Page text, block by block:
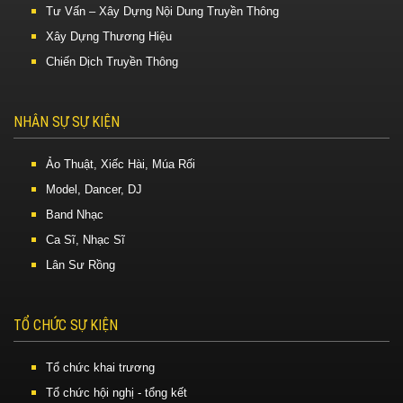
Tư Vấn – Xây Dựng Nội Dung Truyền Thông
Xây Dựng Thương Hiệu
Chiến Dịch Truyền Thông
NHÂN SỰ SỰ KIỆN
Ảo Thuật, Xiếc Hài, Múa Rối
Model, Dancer, DJ
Band Nhạc
Ca Sĩ, Nhạc Sĩ
Lân Sư Rồng
TỔ CHỨC SỰ KIỆN
Tổ chức khai trương
Tổ chức hội nghị - tổng kết